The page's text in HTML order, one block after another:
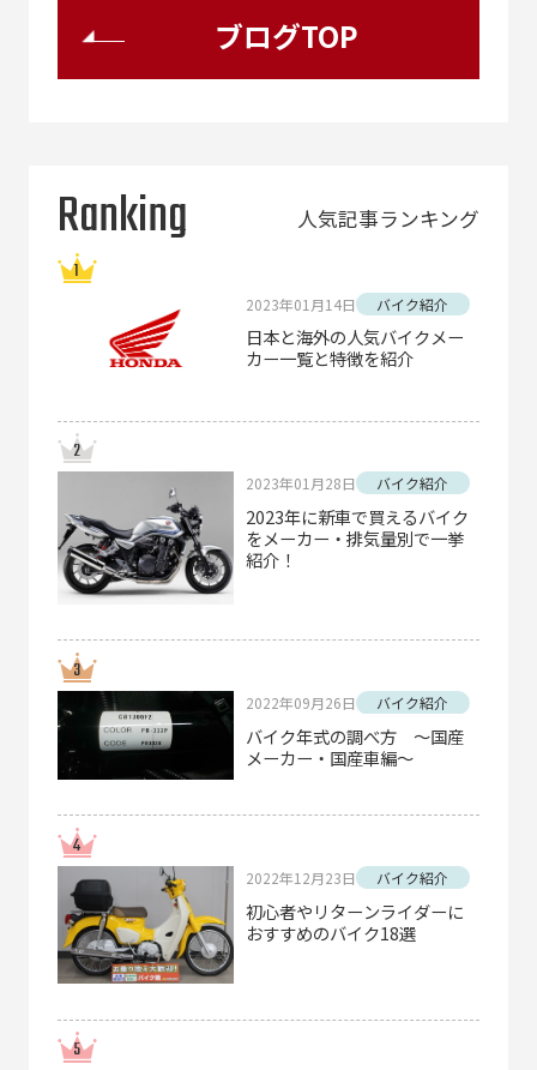
ブログTOP
Ranking 人気記事ランキング
2023年01月14日 バイク紹介
日本と海外の人気バイクメー
カー一覧と特徴を紹介
2023年01月28日 バイク紹介
2023年に新車で買えるバイク
をメーカー・排気量別で一挙
紹介！
2022年09月26日 バイク紹介
バイク年式の調べ方 ～国産
メーカー・国産車編～
2022年12月23日 バイク紹介
初心者やリターンライダーに
おすすめのバイク18選